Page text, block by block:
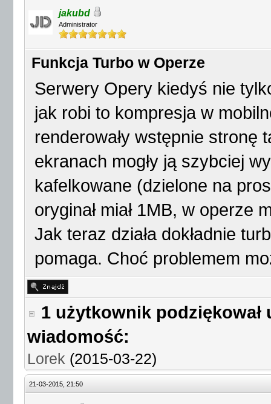
jakubd
Administrator
Funkcja Turbo w Operze
Serwery Opery kiedyś nie
jak robi to kompresja w
renderowały wstępnie stronę
ekranach mogły ją szybciej
kafelkowane (dzielone na
oryginał miał 1MB, w operze
Jak teraz działa dokładnie
pomaga. Choć problemem
1 użytkownik
wiadomość:
Lorek (2015-03-22)
21-03-2015, 21:50